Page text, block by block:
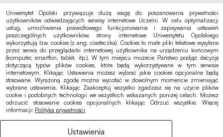
rektorat@uni.opole.pl
Biuro Kanclerza:
sekretariat@uni.opole.pl
Biuro Spraw Studenckich:
bss@uni.opole.pl
Uniwersytet Opolski przywiązuje dużą wagę do poszanowania prywatności
użytkowników odwiedzających serwisy internetowe Uczelni. W celu optymalizacji
usług, umożliwienia prawidłowego funkcjonowania i zapisywania ustawień
poszczególnych użytkowników, strony internetowe Uniwersytetu Opolskiego
wykorzystują tzw. cookies (z ang. ciasteczka). Cookies to małe pliki tekstowe wysyłane
przez serwis do przeglądarki internetowej użytkownika na urządzeniu końcowym
(komputer, smartfon, tablet, itp.). W tym miejscu możecie Państwo podjąć decyzję
dotyczącą typów plików cookies, które będą wykorzystywane w tym serwisie
internetowym. Klikając Ustawienia możesz wybrać jakie cookies opcjonalne będą
stosowane. Wyrażoną zgodę można wycofać w dowolnym momencie zmieniając
wybrane ustawienia. Klikając Zaakceptuj wszystko zgadzasz się na użycie plików
cookie i podobnych technologii we wszystkich wskazanych poniżej celach. Możesz
odrzucić stosowanie cookies opcjonalnych klikając Odrzuć wszystkie. Więcej
informacji: Polityka prywatności
Ustawienia